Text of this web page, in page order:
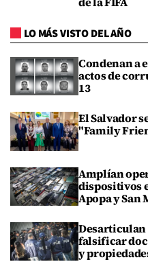
LO MÁS VISTO DEL AÑO
Condenan a
actos de
13
El Salvador
"Family
Amplían
dispositivos
Apopa y San
Desarticulan
falsificar
y